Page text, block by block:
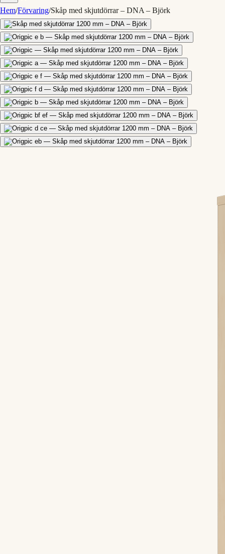
Hem/Förvaring/Skåp med skjutdörrar – DNA – Björk